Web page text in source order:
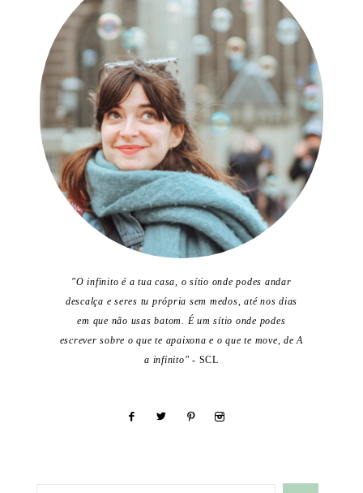
"O infinito é a tua casa, o sítio onde podes andar
descalça e seres tu própria sem medos, até nos dias
em que não usas batom. É um sítio onde podes
escrever sobre o que te apaixona e o que te move, de A
a infinito"- SCL